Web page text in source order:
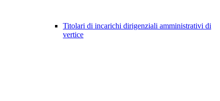
Titolari di incarichi dirigenziali amministrativi di
vertice